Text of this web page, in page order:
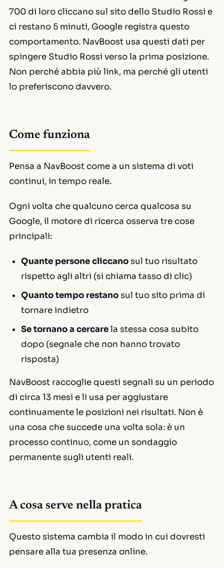
700 di loro cliccano sul sito dello Studio Rossi e
ci restano 5 minuti, Google registra questo
comportamento. NavBoost usa questi dati per
spingere Studio Rossi verso la prima posizione.
Non perché abbia più link, ma perché gli utenti
lo preferiscono davvero.
Come funziona
Pensa a NavBoost come a un sistema di voti
continui, in tempo reale.
Ogni volta che qualcuno cerca qualcosa su
Google, il motore di ricerca osserva tre cose
principali:
Quante persone cliccanosul tuo risultato
rispetto agli altri (si chiama tasso di clic)
Quanto tempo restanosul tuo sito prima di
tornare indietro
Se tornano a cercarela stessa cosa subito
dopo (segnale che non hanno trovato
risposta)
NavBoost raccoglie questi segnali su un periodo
di circa 13 mesi e li usa per aggiustare
continuamente le posizioni nei risultati. Non è
una cosa che succede una volta sola: è un
processo continuo, come un sondaggio
permanente sugli utenti reali.
A cosa serve nella pratica
Questo sistema cambia il modo in cui dovresti
pensare alla tua presenza online.